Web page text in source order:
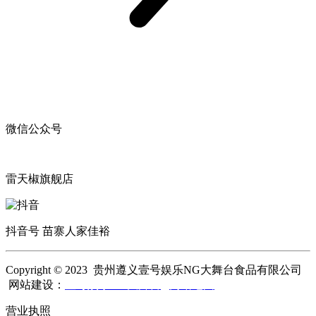
微信公众号
雷天椒旗舰店
抖音号 苗寨人家佳裕
Copyright © 2023 贵州遵义壹号娱乐NG大舞台食品有限公司
网站建设：
营业执照